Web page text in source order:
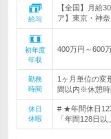
給与
【全国】月給
ア】東京・神
初年度
年収
400万円～600
勤務
時間
1ヶ月単位の
間以内※休憩時
休日
休暇
# ★年間休日
「年間128日